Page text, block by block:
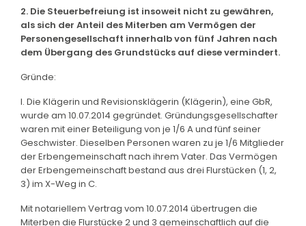
2. Die Steuerbefreiung ist insoweit nicht zu gewähren,
als sich der Anteil des Miterben am Vermögen der
Personengesellschaft innerhalb von fünf Jahren nach
dem Übergang des Grundstücks auf diese vermindert.
Gründe:
I. Die Klägerin und Revisionsklägerin (Klägerin), eine GbR,
wurde am 10.07.2014 gegründet. Gründungsgesellschafter
waren mit einer Beteiligung von je 1/6 A und fünf seiner
Geschwister. Dieselben Personen waren zu je 1/6 Mitglieder
der Erbengemeinschaft nach ihrem Vater. Das Vermögen
der Erbengemeinschaft bestand aus drei Flurstücken (1, 2,
3) im X-Weg in C.
Mit notariellem Vertrag vom 10.07.2014 übertrugen die
Miterben die Flurstücke 2 und 3 gemeinschaftlich auf die